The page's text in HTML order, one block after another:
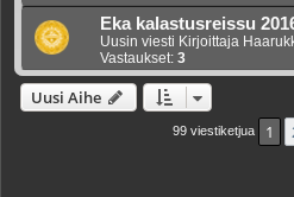
Eka kalastusreissu
Uusin viesti Kirjoittaja
Vastaukset: 3
Uusi Aihe
99 viestiketjua 1